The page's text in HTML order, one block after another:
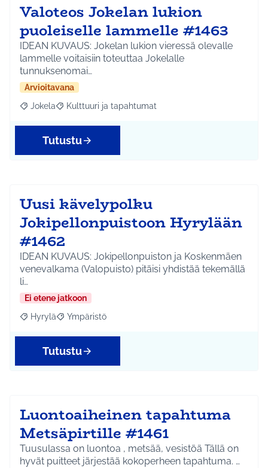
Valoteos Jokelan lukion
puoleiselle lammelle #1463
IDEAN KUVAUS: Jokelan lukion vieressä olevalle
lammelle voitaisiin toteuttaa Jokelalle
tunnuksenomai…
Arvioitavana
Rajaa tulokset aihepiirin mukaan: Jokela
Jokela Rajaa tulokset teeman mukaan: Kulttuuri ja
Kulttuuri ja tapahtumat
Tutustu
Uusi kävelypolku
Jokipellonpuistoon Hyrylään
#1462
IDEAN KUVAUS: Jokipellonpuiston ja Koskenmäen
venevalkama (Valopuisto) pitäisi yhdistää tekemällä
li…
Ei etene jatkoon
Rajaa tulokset aihepiirin mukaan: Hyrylä
Hyrylä Rajaa tulokset teeman mukaan: Ympäristö
Ympäristö
Tutustu
Luontoaiheinen tapahtuma
Metsäpirtille #1461
Tuusulassa on luontoa , metsää, vesistöä Tällä on
hyvät puitteet järjestää kokoperheen tapahtuma. …